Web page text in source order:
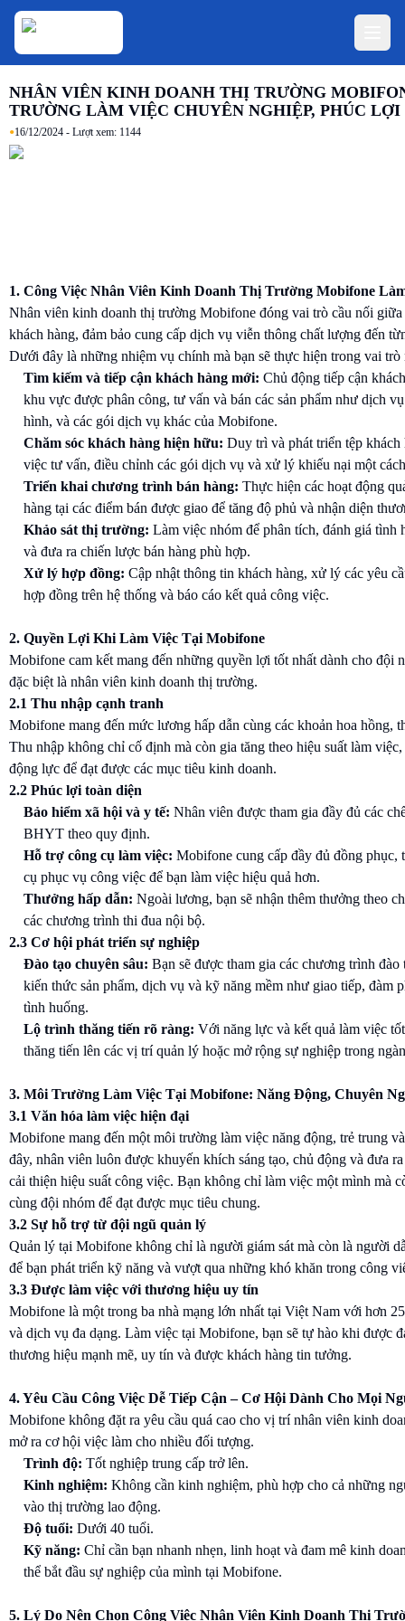
NHÂN VIÊN KINH DOANH THỊ TRƯỜNG
TRƯỜNG LÀM VIỆC CHUYÊN NGHIỆP, PHÚC LỢI
•16/12/2024 - Lượt xem: 1144
1. Công Việc Nhân Viên Kinh Doanh Thị Trường Mobifone
Nhân viên kinh doanh thị trường Mobifone đóng vai trò cầu nối
khách hàng, đảm bảo cung cấp dịch vụ viễn thông chất lượng đến
Dưới đây là những nhiệm vụ chính mà bạn sẽ thực hiện trong vai trò
Tìm kiếm và tiếp cận khách hàng mới: Chủ động tiếp cận
khu vực được phân công, tư vấn và bán các sản phẩm như dịch
hình, và các gói dịch vụ khác của Mobifone.
Chăm sóc khách hàng hiện hữu: Duy trì và phát triển tệp khách
việc tư vấn, điều chỉnh các gói dịch vụ và xử lý khiếu nại một
Triển khai chương trình bán hàng: Thực hiện các hoạt động
hàng tại các điểm bán được giao để tăng độ phủ và nhận diện
Khảo sát thị trường: Làm việc nhóm để phân tích, đánh giá tình
và đưa ra chiến lược bán hàng phù hợp.
Xử lý hợp đồng: Cập nhật thông tin khách hàng, xử lý các yêu
hợp đồng trên hệ thống và báo cáo kết quả công việc.
2. Quyền Lợi Khi Làm Việc Tại Mobifone
Mobifone cam kết mang đến những quyền lợi tốt nhất dành cho đội
đặc biệt là nhân viên kinh doanh thị trường.
2.1 Thu nhập cạnh tranh
Mobifone mang đến mức lương hấp dẫn cùng các khoản hoa hồng,
Thu nhập không chỉ cố định mà còn gia tăng theo hiệu suất làm
động lực để đạt được các mục tiêu kinh doanh.
2.2 Phúc lợi toàn diện
Bảo hiểm xã hội và y tế: Nhân viên được tham gia đầy đủ các
BHYT theo quy định.
Hỗ trợ công cụ làm việc: Mobifone cung cấp đầy đủ đồng phục,
cụ phục vụ công việc để bạn làm việc hiệu quả hơn.
Thưởng hấp dẫn: Ngoài lương, bạn sẽ nhận thêm thưởng theo
các chương trình thi đua nội bộ.
2.3 Cơ hội phát triển sự nghiệp
Đào tạo chuyên sâu: Bạn sẽ được tham gia các chương trình đào
kiến thức sản phẩm, dịch vụ và kỹ năng mềm như giao tiếp, đàm
tình huống.
Lộ trình thăng tiến rõ ràng: Với năng lực và kết quả làm việc
thăng tiến lên các vị trí quản lý hoặc mở rộng sự nghiệp trong
3. Môi Trường Làm Việc Tại Mobifone: Năng Động, Chuyên
3.1 Văn hóa làm việc hiện đại
Mobifone mang đến một môi trường làm việc năng động, trẻ trung
đây, nhân viên luôn được khuyến khích sáng tạo, chủ động và đưa
cải thiện hiệu suất công việc. Bạn không chỉ làm việc một mình mà
cùng đội nhóm để đạt được mục tiêu chung.
3.2 Sự hỗ trợ từ đội ngũ quản lý
Quản lý tại Mobifone không chỉ là người giám sát mà còn là người
để bạn phát triển kỹ năng và vượt qua những khó khăn trong công
3.3 Được làm việc với thương hiệu uy tín
Mobifone là một trong ba nhà mạng lớn nhất tại Việt Nam với hơn
và dịch vụ đa dạng. Làm việc tại Mobifone, bạn sẽ tự hào khi được
thương hiệu mạnh mẽ, uy tín và được khách hàng tin tưởng.
4. Yêu Cầu Công Việc Dễ Tiếp Cận – Cơ Hội Dành Cho Mọi
Mobifone không đặt ra yêu cầu quá cao cho vị trí nhân viên kinh
mở ra cơ hội việc làm cho nhiều đối tượng.
Trình độ: Tốt nghiệp trung cấp trở lên.
Kinh nghiệm: Không cần kinh nghiệm, phù hợp cho cả những
vào thị trường lao động.
Độ tuổi: Dưới 40 tuổi.
Kỹ năng: Chỉ cần bạn nhanh nhẹn, linh hoạt và đam mê kinh
thể bắt đầu sự nghiệp của mình tại Mobifone.
5. Lý Do Nên Chọn Công Việc Nhân Viên Kinh Doanh Thị